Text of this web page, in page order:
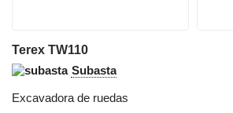
Terex TW110
Subasta
Excavadora de ruedas